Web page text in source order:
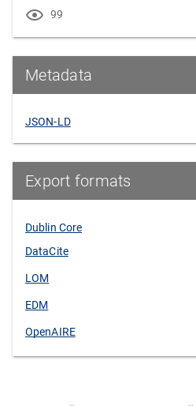
99
Metadata
JSON-LD
Export formats
Dublin Core
DataCite
LOM
EDM
OpenAIRE